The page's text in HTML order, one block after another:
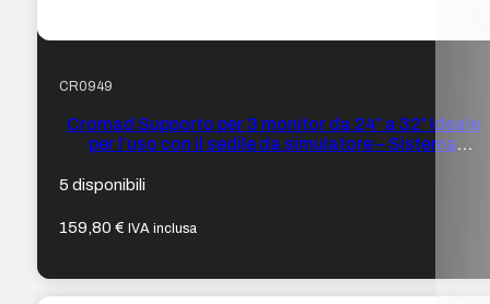
CR0949
Cromad Supporto per 3 monitor da 24″ a 32″ Ideale
per l’uso con il sedile da simulatore – Sistema
5 disponibili
159,80€ IVA inclusa